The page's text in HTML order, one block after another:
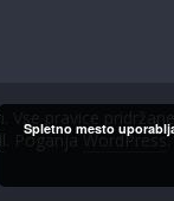
. PoganjaWordPress.
Spletno mesto